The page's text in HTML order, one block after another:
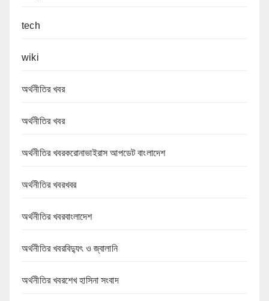
tech
wiki
অর্থনীতির খবর
অর্থনীতির খবর
অর্থনীতির খবরকরোনাভাইরাস আপডেট বাংলাদেশ
অর্থনীতির খবরখবর
অর্থনীতির খবরবাংলাদেশ
অর্থনীতির খবরবিদ্যুৎ ও জ্বালানি
অর্থনীতির খবরশেখ হাসিনা সংবাদ